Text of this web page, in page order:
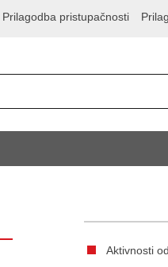
Prilagodba pristupačnosti
Aktivnosti